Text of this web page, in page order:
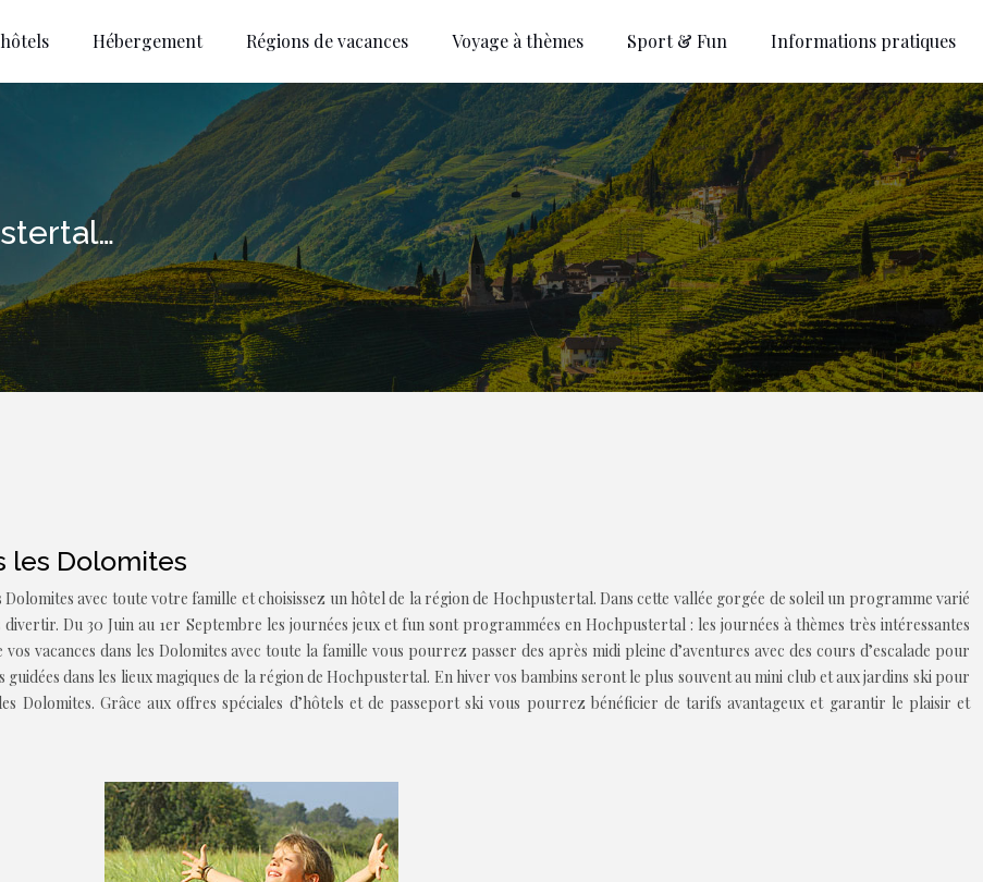
Hébergement Régions de vacances Voyage à thèmes Sport & Fun Informations pratiques
les Dolomites
Dolomites avec toute votre famille et choisissez un hôtel de la région de Hochpustertal. Dans cette vallée gorgée de soleil un programme varié
Du 30 Juin au 1er Septembre les journées jeux et fun sont programmées en Hochpustertal : les journées à thèmes très intéressantes
vacances dans les Dolomites avec toute la famille vous pourrez passer des après midi pleine d’aventures avec des cours d’escalade pour
dans les lieux magiques de la région de Hochpustertal. En hiver vos bambins seront le plus souvent au mini club et aux jardins ski pour
Dolomites. Grâce aux offres spéciales d’hôtels et de passeport ski vous pourrez bénéficier de tarifs avantageux et garantir le plaisir et